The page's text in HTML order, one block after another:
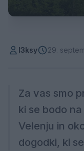
l3ksy 29.
Za vas smo
ki se bodo
Velenju in
dogodki, ki